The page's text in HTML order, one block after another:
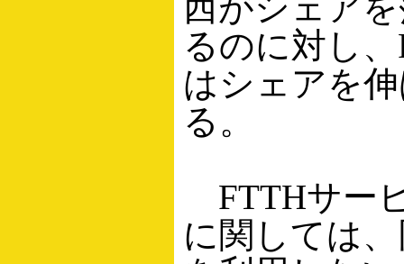
るのに対し
はシェアを
る。
FTTHサー
に関しては